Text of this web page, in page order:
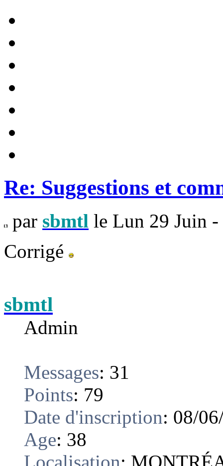
Re: Suggestions et
par sbmtl le Lun 29 Juin
Corrigé
sbmtl
Admin
Messages: 31
Points: 79
Date d'inscription: 08/
Age: 38